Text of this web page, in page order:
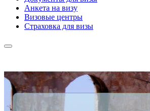
Анкета на визу
Визовые центры
Страховка для визы